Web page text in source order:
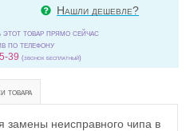
Нашли дешевле?
этот товар прямо сейчас
по телефону
39 (звонок бесплатный)
товара
замены неисправного чипа в